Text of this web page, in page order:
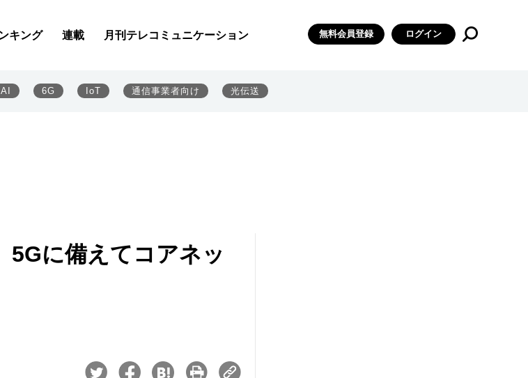
キング 連載 月刊テレコミュニケーション 無料会員登録 ログイン
AI 6G IoT 通信事業者向け 光伝送
5Gに備えてコアネッ